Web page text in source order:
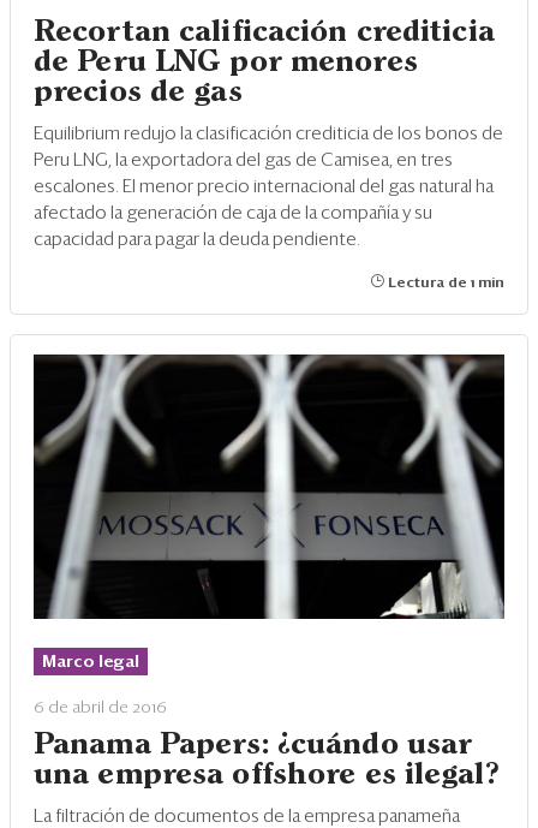
Recortan calificación crediticia
de Peru LNG por menores
precios de gas
Equilibrium redujo la clasificación crediticia de los bonos de
Peru LNG, la exportadora del gas de Camisea, en tres
escalones. El menor precio internacional del gas natural ha
afectado la generación de caja de la compañía y su
capacidad para pagar la deuda pendiente.
Lectura de 1 min
Marco legal
6 de abril de 2016
Panama Papers: ¿cuándo usar
una empresa offshore es ilegal?
La filtración de documentos de la empresa panameña